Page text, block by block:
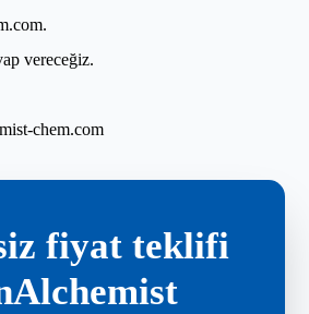
.
vereceğiz.
chem.com
fiyat teklifi